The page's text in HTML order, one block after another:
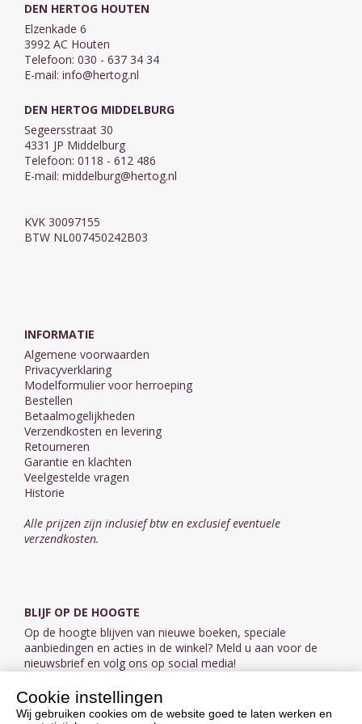
DEN HERTOG HOUTEN
Elzenkade 6
3992 AC Houten
Telefoon: 030 - 637 34 34
E-mail: info@hertog.nl
DEN HERTOG MIDDELBURG
Segeersstraat 30
4331 JP Middelburg
Telefoon: 0118 - 612 486
E-mail: middelburg@hertog.nl
KVK 30097155
BTW NL007450242B03
INFORMATIE
Algemene voorwaarden
Privacyverklaring
Modelformulier voor herroeping
Bestellen
Betaalmogelijkheden
Verzendkosten en levering
Retourneren
Garantie en klachten
Veelgestelde vragen
Historie
Alle prijzen zijn inclusief btw en exclusief eventuele
verzendkosten.
BLIJF OP DE HOOGTE
Op de hoogte blijven van nieuwe boeken, speciale
aanbiedingen en acties in de winkel? Meld u aan voor de
nieuwsbrief en volg ons op social media!
Aanmelden nieuwsbrief
Cookie instellingen
Wij gebruiken cookies om de website goed te laten werken en